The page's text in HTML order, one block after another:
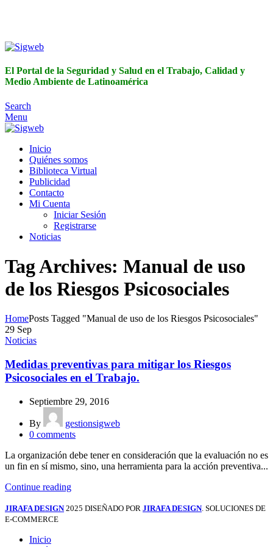
El Portal de la Seguridad y Salud en el Trabajo, Calidad y
Medio Ambiente de Latinoamérica
Search
Menu
Inicio
Quiénes somos
Biblioteca Virtual
Publicidad
Contacto
Mi Cuenta
Iniciar Sesión
Registrarse
Noticias
Tag Archives: Manual de uso
de los Riesgos Psicosociales
HomePosts Tagged "Manual de uso de los Riesgos Psicosociales"
29 Sep
Noticias
Medidas preventivas para mitigar los Riesgos
Psicosociales en el Trabajo.
Septiembre 29, 2016
By
gestionsigweb
0 comments
La organización debe tener en consideración que la evaluación no es
un fin en sí mismo, sino, una herramienta para la acción preventiva...
Continue reading
JIRAFA DESIGN 2025 DISEÑADO POR JIRAFA DESIGN. SOLUCIONES DE
E-COMMERCE
Inicio